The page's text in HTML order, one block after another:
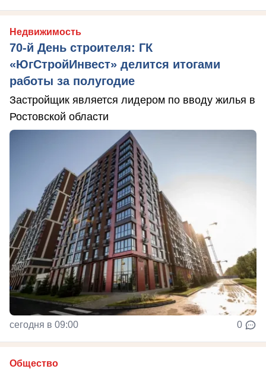
Недвижимость
70-й День строителя: ГК
«ЮгСтройИнвест» делится итогами
работы за полугодие
Застройщик является лидером по вводу жилья в
Ростовской области
сегодня в 09:00 0
Общество